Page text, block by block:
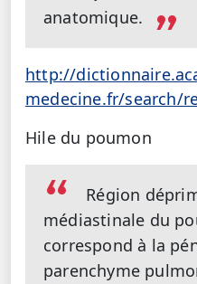
anatomique.
http://
medecine.fr/search/
Hile du poumon
Région
médiastinale du
correspond à la
parenchyme